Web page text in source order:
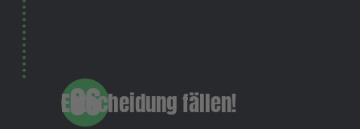
Entscheidung fällen!